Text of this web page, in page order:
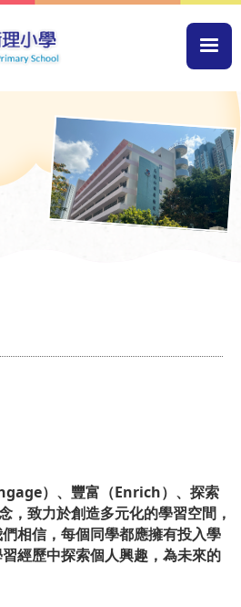
）、豐富（Enrich）、探索
，致力於創造多元化的學習空間，
相信，每個同學都應擁有投入學
經歷中探索個人興趣，為未來的